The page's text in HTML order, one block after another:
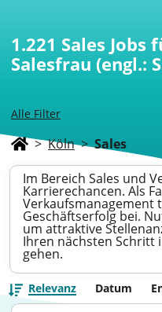
Alle Filter
1.221 Sales Jobs
Salesfrau (engl.:
> Köln > Sales
Im Bereich Sales und
Karrierechancen. Als
Verkaufsmanagement
Geschäftserfolg bei.
um attraktive
Ihren nächsten Schritt
gehen.
Relevanz Datum